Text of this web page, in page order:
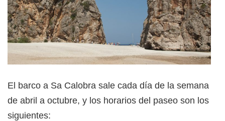
El barco a Sa Calobra sale cada día de la semana
de abril a octubre, y los horarios del paseo son los
siguientes: